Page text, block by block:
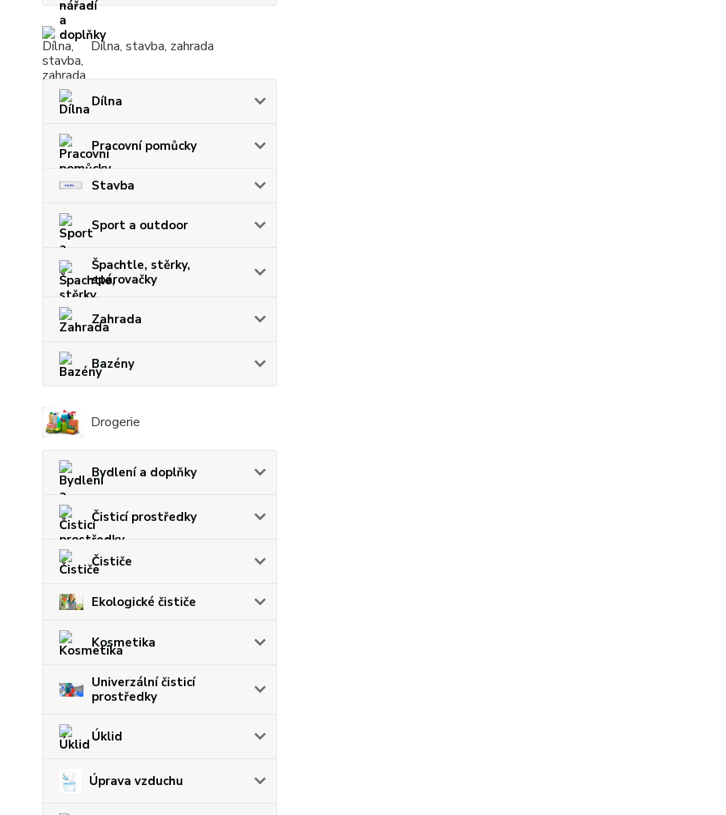
Dílna, stavba, zahrada
Dílna
Pracovní pomůcky
Stavba
Sport a outdoor
Špachtle, stěrky,
spárovačky
Zahrada
Bazény
Drogerie
Bydlení a doplňky
Čisticí prostředky
Čističe
Ekologické čističe
Kosmetika
Univerzální čisticí
prostředky
Úklid
Úprava vzduchu